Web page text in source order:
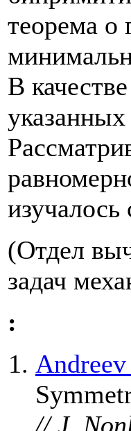
теорема о
В
(Отдел
задач
:
// J.